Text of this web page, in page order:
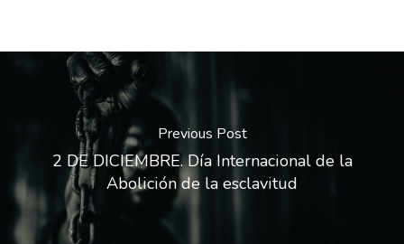
Previous Post
2 DE DICIEMBRE. Día Internacional de la
Abolición de la esclavitud